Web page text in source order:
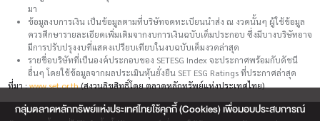
มา
ข้อมูลงบการเงิน เป็นข้อมูลตามที่บริษัทจดทะเบียนนำส่ง ณ งวดนั้นๆ ผู้ใช้ข้อมูล
ควรศึกษารายละเอียดเพิ่มเติมจากงบการเงินฉบับเต็มประกอบ ซึ่งมีบางบริษัทอาจ
มีการปรับปรุงงบที่แสดงเปรียบเทียบในงบฉบับเต็มงวดล่าสุด
รายชื่อบริษัทที่เป็นองค์ประกอบของ SETESG Index จะประกาศพร้อมกับดัชนี
อื่นๆ โดยใช้ข้อมูลจากผลประเมินหุ้นยั่งยืน SET ESG Ratings ที่ประกาศล่าสุด
ที่มา :www.set.or.th(สงวนลิขสิทธิ์โดย ตลาดหลักทรัพย์แห่งประเทศไทย)
กลุ่มตลาดหลักทรัพย์แห่งประเทศไทยใช้คุกกี้ (Cookies) เพื่อมอบประสบการณ์